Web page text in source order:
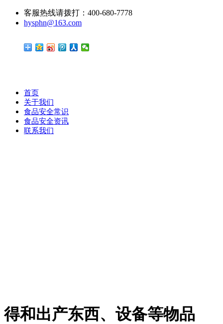
客服热线请拨打：400-680-7778
hysphn@163.com
首页
关于我们
食品安全常识
食品安全资讯
联系我们
得和出产东西、设备等物品